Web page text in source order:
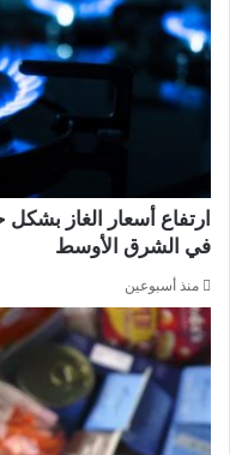
ارتفاع أسعار الغاز بشكل
في الشرق الأوسط
منذ أسبوعين